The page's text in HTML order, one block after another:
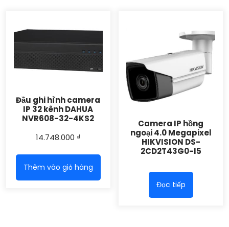
Đầu ghi hình camera
IP 32 kênh DAHUA
NVR608-32-4KS2
14.748.000 ₫
Thêm vào giỏ hàng
Camera IP hồng
ngoại 4.0 Megapixel
HIKVISION DS-
2CD2T43G0-I5
Đọc tiếp